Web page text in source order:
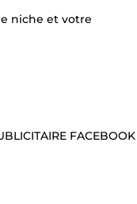
niche et votre
FACEBOOK